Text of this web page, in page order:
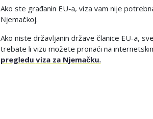
Ako ste građanin EU-a, viza vam nije
Njemačkoj.
Ako niste državljanin države članice EU-a,
trebate li vizu možete pronaći na
pregledu viza za Njemačku.